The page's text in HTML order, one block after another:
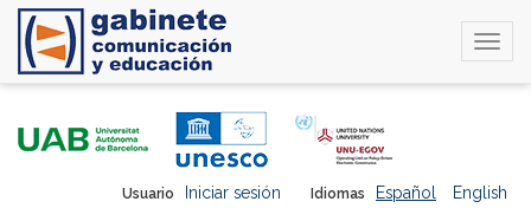
Idiomas Español English
Usuario Iniciar sesión